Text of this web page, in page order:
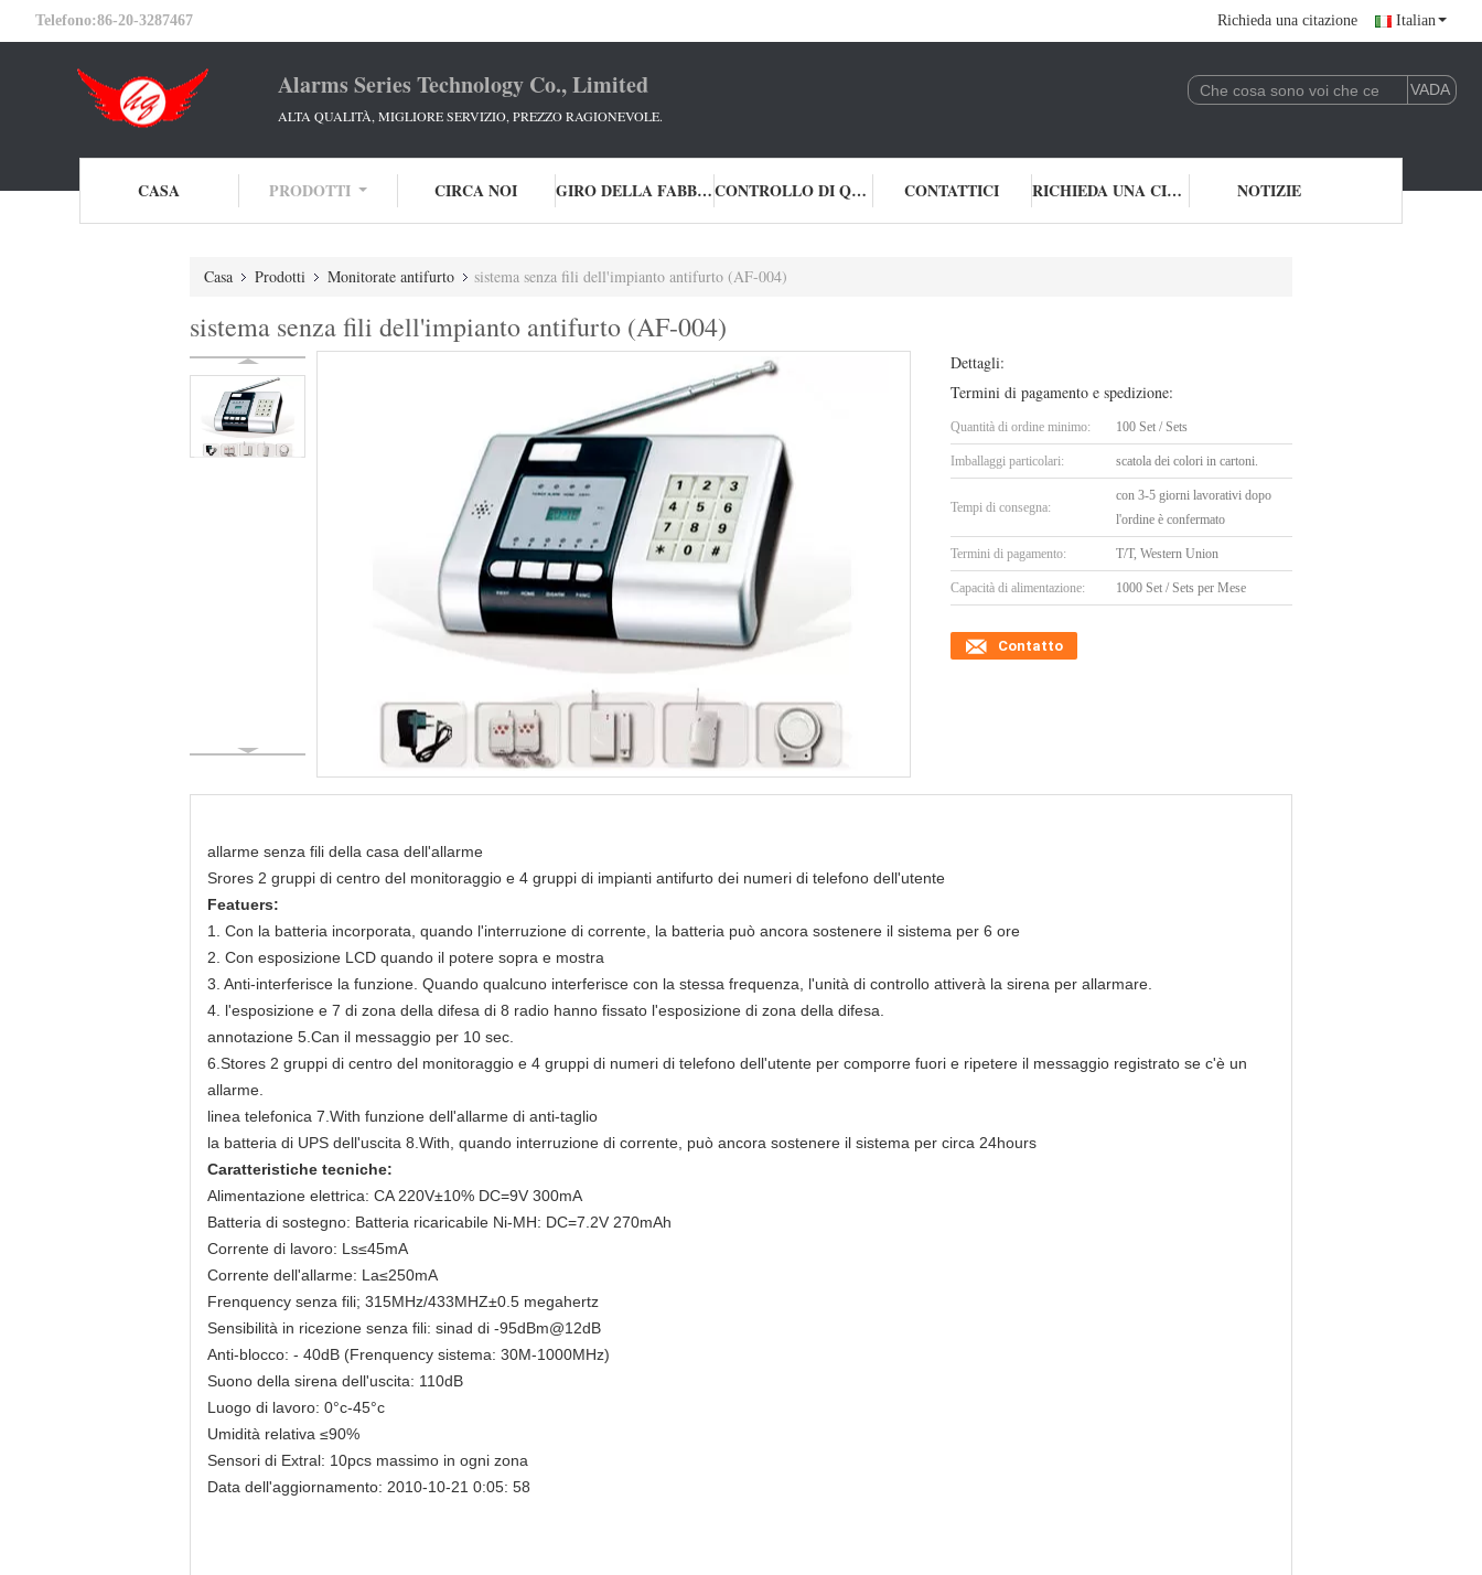
Telefono:86-20-3287467 Richieda una citazione Italian
Alarms Series Technology Co., Limited
ALTA QUALITÀ, MIGLIORE SERVIZIO, PREZZO RAGIONEVOLE.
CASA PRODOTTI CIRCA NOI GIRO DELLA FABBRICA CONTROLLO DI QUALITÀ CONTATTICI RICHIEDA UNA CITAZIONE NOTIZIE
Casa Prodotti Monitorate antifurto sistema senza fili dell'impianto antifurto (AF-004)
sistema senza fili dell'impianto antifurto (AF-004)
Dettagli:
Termini di pagamento e spedizione:
Quantità di ordine minimo: 100 Set / Sets
Imballaggi particolari: scatola dei colori in cartoni.
Tempi di consegna:
con 3-5 giorni lavorativi dopo
l'ordine è confermato
Termini di pagamento: T/T, Western Union
Capacità di alimentazione: 1000 Set / Sets per Mese
Contatto
allarme senza fili della casa dell'allarme
Srores 2 gruppi di centro del monitoraggio e 4 gruppi di impianti antifurto dei numeri di telefono dell'utente
Featuers:
1. Con la batteria incorporata, quando l'interruzione di corrente, la batteria può ancora sostenere il sistema per 6 ore
2. Con esposizione LCD quando il potere sopra e mostra
3. Anti-interferisce la funzione. Quando qualcuno interferisce con la stessa frequenza, l'unità di controllo attiverà la sirena per allarmare.
4. l'esposizione e 7 di zona della difesa di 8 radio hanno fissato l'esposizione di zona della difesa.
annotazione 5.Can il messaggio per 10 sec.
6.Stores 2 gruppi di centro del monitoraggio e 4 gruppi di numeri di telefono dell'utente per comporre fuori e ripetere il messaggio registrato se c'è un
allarme.
linea telefonica 7.With funzione dell'allarme di anti-taglio
la batteria di UPS dell'uscita 8.With, quando interruzione di corrente, può ancora sostenere il sistema per circa 24hours
Caratteristiche tecniche:
Alimentazione elettrica: CA 220V±10% DC=9V 300mA
Batteria di sostegno: Batteria ricaricabile Ni-MH: DC=7.2V 270mAh
Corrente di lavoro: Ls≤45mA
Corrente dell'allarme: La≤250mA
Frenquency senza fili; 315MHz/433MHZ±0.5 megahertz
Sensibilità in ricezione senza fili: sinad di -95dBm@12dB
Anti-blocco: - 40dB (Frenquency sistema: 30M-1000MHz)
Suono della sirena dell'uscita: 110dB
Luogo di lavoro: 0°c-45°c
Umidità relativa ≤90%
Sensori di Extral: 10pcs massimo in ogni zona
Data dell'aggiornamento: 2010-10-21 0:05: 58